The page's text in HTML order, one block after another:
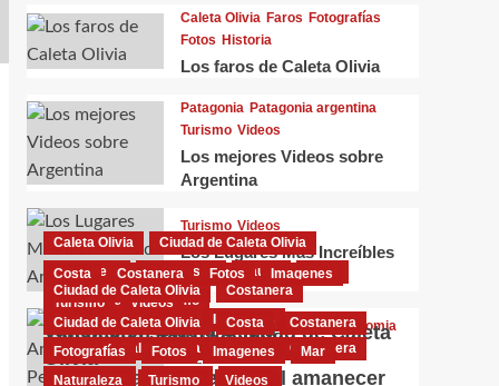
Caleta Olivia Faros Fotografías
Fotos Historia
Los faros de Caleta Olivia
Patagonia Patagonia argentina
Turismo Videos
Los mejores Videos sobre
Argentina
Turismo Videos
Los Lugares Más Increíbles
de Argentina
Ciudad de Caleta Olivia Economia
El Pasivo Ambiental
Petrolero
Caleta Olivia
Ciudad de Caleta Olivia
Costanera
El Gorosito Fauna
Flora
Naturaleza
Turismo
Turismo en Caleta Olivia
Caletense 01/02/2025
0
Costa Costanera Fotos
Imagenes
Turismo
Videos
Videoclips sobre la ciudad de Caleta
Olivia
Ciudad de Caleta Olivia
Costanera
Fotografías
Fotos
Imagenes
Patagonia argentina
Turismo Videos
Fantásticas Imágenes del amanecer
Ciudad de Caleta Olivia Costa
Costanera
Fotografías
Turismo Videos
Ciudad de Caleta Olivia Costa
Costanera
Fotografías
Fotos Imagenes
Mar
Naturaleza
Turismo Videos